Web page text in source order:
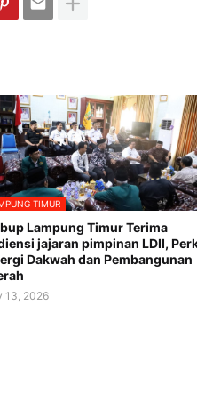
TIMUR
Lampung Timur Terima
jajaran pimpinan LDII,
Dakwah dan Pembangunan
13, 2026